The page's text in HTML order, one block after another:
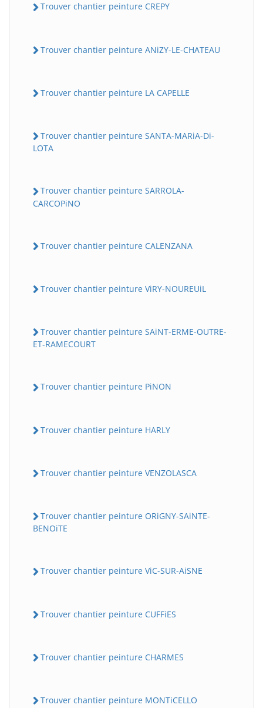
Trouver chantier peinture CREPY
Trouver chantier peinture ANiZY-LE-CHATEAU
Trouver chantier peinture LA CAPELLE
Trouver chantier peinture SANTA-MARiA-Di-
LOTA
Trouver chantier peinture SARROLA-
CARCOPiNO
Trouver chantier peinture CALENZANA
Trouver chantier peinture ViRY-NOUREUiL
Trouver chantier peinture SAiNT-ERME-OUTRE-
ET-RAMECOURT
Trouver chantier peinture PiNON
Trouver chantier peinture HARLY
Trouver chantier peinture VENZOLASCA
Trouver chantier peinture ORiGNY-SAiNTE-
BENOiTE
Trouver chantier peinture ViC-SUR-AiSNE
Trouver chantier peinture CUFFiES
Trouver chantier peinture CHARMES
Trouver chantier peinture MONTiCELLO